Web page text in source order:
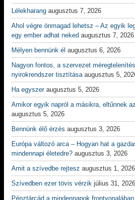
Lélekharang augusztus 7, 2026
Ahol végre önmagad lehetsz – Az egyik
egy ember adhat neked augusztus 7, 2026
Mélyen bennünk él augusztus 6, 2026
Nagyon fontos, a szervezet
nyirokrendszer tisztítása augusztus 5,
Ha egyszer augusztus 5, 2026
Amikor egyik napról a másikra, eltűnnek
augusztus 5, 2026
Bennünk élő érzés augusztus 3, 2026
Európa változó arca – Hogyan hat a
mindennapi életedre? augusztus 3, 2026
Amit a szívedbe rejtesz augusztus 1, 2026
Szívedben ezer tövis vérzik július 31, 2026
Pénztárcád a mindennapok frontvonalában